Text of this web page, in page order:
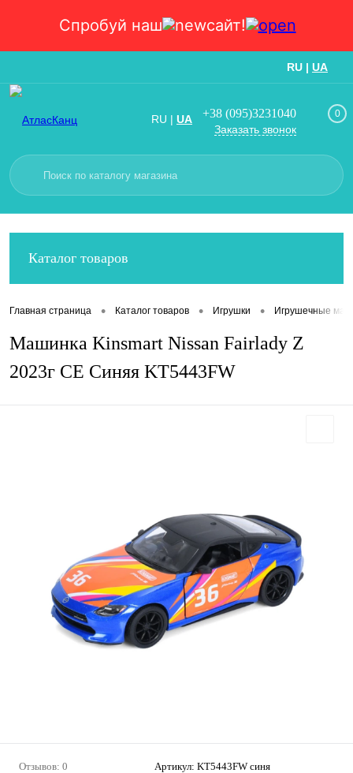
Спробуй наш сайт!
RU | UA
RU | UA +38 (095)3231040
Заказать звонок
0
Каталог товаров
Главная страница • Каталог товаров • Игрушки • Игрушечные
Машинка Kinsmart Nissan Fairlady Z
2023г CE Синяя KT5443FW
Отзывов: 0 Артикул: KT5443FW синя